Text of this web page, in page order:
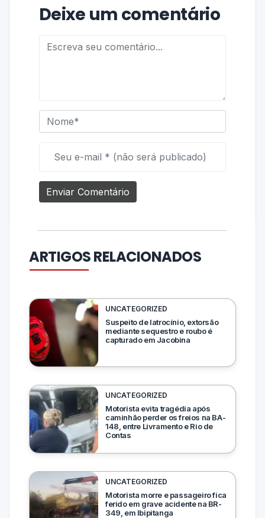
Deixe um comentário
ARTIGOS RELACIONADOS
UNCATEGORIZED
Suspeito de latrocínio, extorsão
mediante sequestro e roubo é
capturado em Jacobina
UNCATEGORIZED
Motorista evita tragédia após
caminhão perder os freios na BA-
148, entre Livramento e Rio de
Contas
UNCATEGORIZED
Motorista morre e passageiro fica
ferido em grave acidente na BR-
349, em Ibipitanga